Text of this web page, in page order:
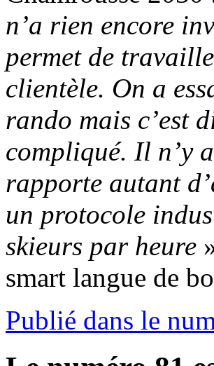
n’a rien encore
permet de
clientèle. On a
rando mais c’est
compliqué. Il n’y
rapporte autant
un protocole
skieurs par heure
smart langue de
Publié dans le